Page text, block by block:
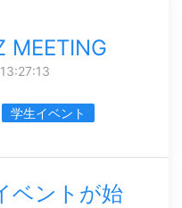
MEETING
学生イベント
ベントが始